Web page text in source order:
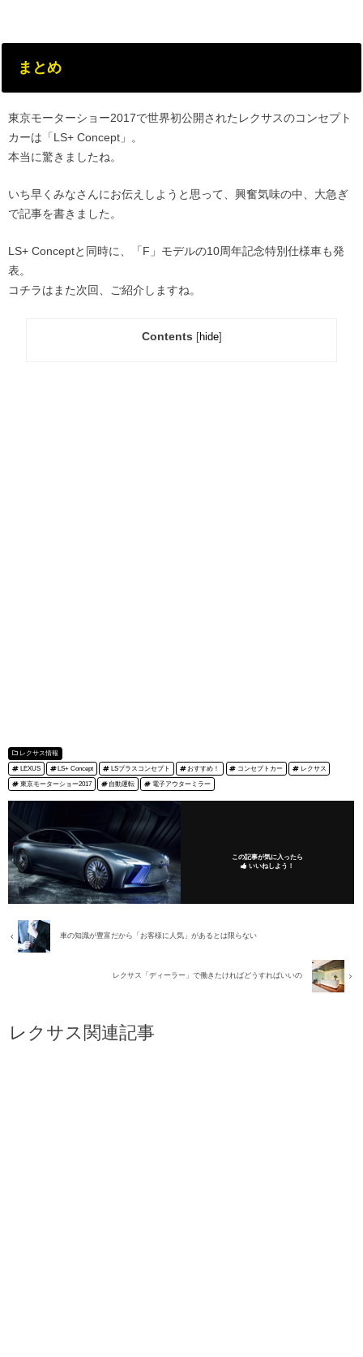
まとめ
東京モーターショー2017で世界初公開されたレクサスのコンセプト
カーは「LS+ Concept」。
本当に驚きましたね。
いち早くみなさんにお伝えしようと思って、興奮気味の中、大急ぎ
で記事を書きました。
LS+ Conceptと同時に、「F」モデルの10周年記念特別仕様車も発
表。
コチラはまた次回、ご紹介しますね。
Contents [hide]
レクサス情報
LEXUS LS+ Concept LSプラスコンセプト おすすめ！ コンセプトカー レクサス
東京モーターショー2017 自動運転 電子アウターミラー
この記事が気に入ったら
いいねしよう！
車の知識が豊富だから「お客様に人気」があるとは限らない
レクサス「ディーラー」で働きたければどうすればいいの
レクサス関連記事